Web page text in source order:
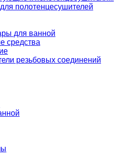
полотенцесушителей
для ванной
средства
резьбовых соединений